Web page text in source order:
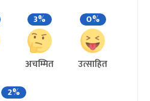
3%
अचम्मित
0%
उत्साहित
2%